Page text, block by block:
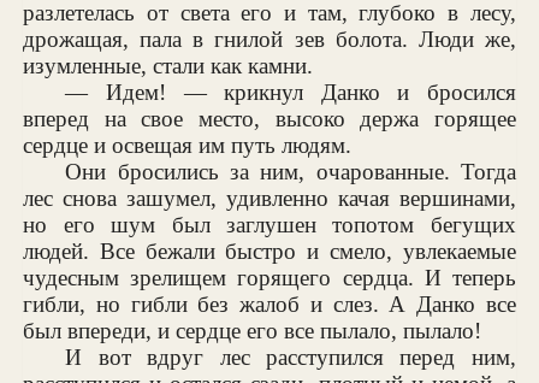
разлетелась от света его и там, глубоко в лесу,
дрожащая, пала в гнилой зев болота. Люди же,
изумленные, стали как камни.
— Идем! — крикнул Данко и бросился
вперед на свое место, высоко держа горящее
сердце и освещая им путь людям.
Они бросились за ним, очарованные. Тогда
лес снова зашумел, удивленно качая вершинами,
но его шум был заглушен топотом бегущих
людей. Все бежали быстро и смело, увлекаемые
чудесным зрелищем горящего сердца. И теперь
гибли, но гибли без жалоб и слез. А Данко все
был впереди, и сердце его все пылало, пылало!
И вот вдруг лес расступился перед ним,